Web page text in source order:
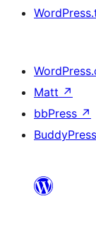
Matt ↗
bbPress ↗
BuddyPress